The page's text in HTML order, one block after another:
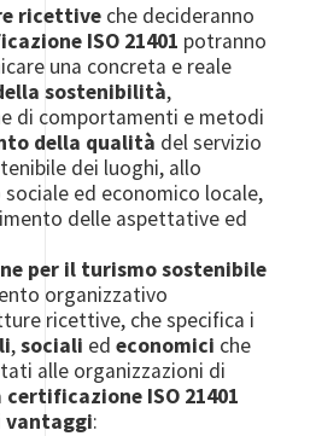
ricettive che decideranno
ISO 21401 potranno
una concreta e reale
sostenibilità,
di comportamenti e metodi
della qualità del servizio
dei luoghi, allo
ed economico locale,
delle aspettative ed
per il turismo sostenibile
organizzativo
ricettive, che specifica i
,sociali edeconomici che
alle organizzazioni di
certificazione ISO 21401
vantaggi: